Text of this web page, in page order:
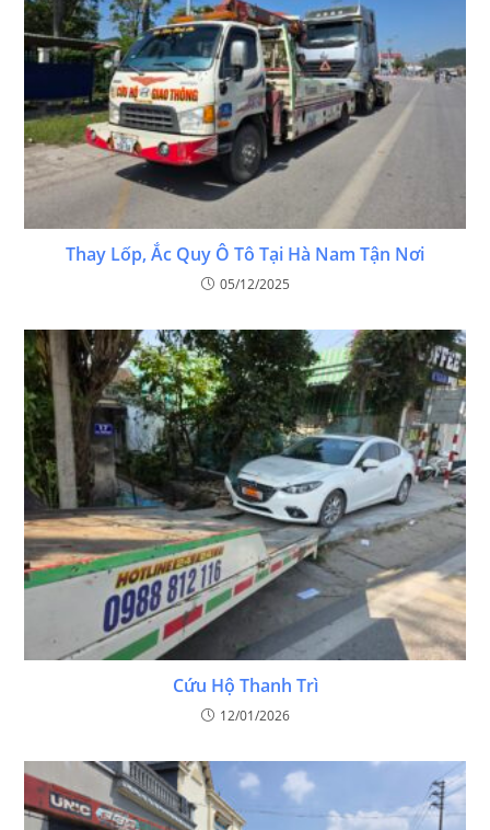
Thay Lốp, Ắc Quy Ô Tô Tại Hà Nam Tận Nơi
05/12/2025
Cứu Hộ Thanh Trì
12/01/2026